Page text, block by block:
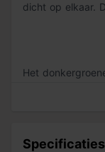
dicht op elkaar.
Het
maximale
De prunus
Specificaties